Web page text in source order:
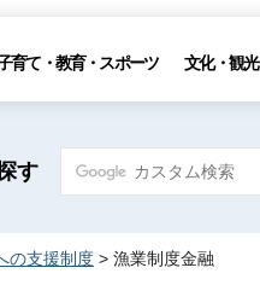
育て・教育・スポーツ 文化・観光
す
の支援制度 > 漁業制度金融